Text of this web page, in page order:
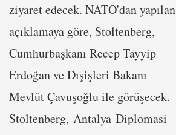
ziyaret edecek. NATO'dan yapılan
açıklamaya göre, Stoltenberg,
Cumhurbaşkanı Recep Tayyip
Erdoğan ve Dışişleri Bakanı
Mevlüt Çavuşoğlu ile görüşecek.
Stoltenberg, Antalya Diplomasi